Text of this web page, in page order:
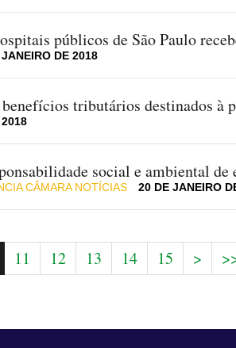
públicos de São Paulo
DE 2018
tributários destinados à
social e ambiental de
CÂMARA NOTÍCIAS 20 DE JANEIRO
11 12 13 14 15 >